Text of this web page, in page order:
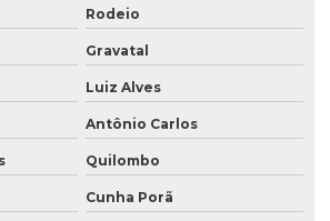
apartamento
em bim
comercial
edifício
hospital
Rodeio
Gravatal
Luiz Alves
Antônio Carlos
Quilombo
Cunha Porã